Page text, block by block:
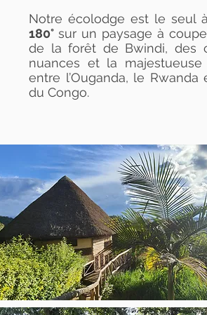
Notre écolodge est le seul
180°sur un paysage à
de la forêt de Bwindi, des
nuances et la majestueuse
entre l’Ouganda, le
du Congo.